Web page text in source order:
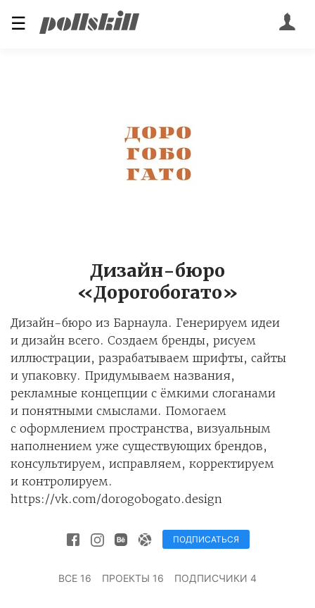
☰
Дизайн-бюро
«Дорогобогато»
Дизайн-бюро из Барнаула. Генерируем идеи
и дизайн всего. Создаем бренды, рисуем
иллюстрации, разрабатываем шрифты, сайты
и упаковку. Придумываем названия,
рекламные концепции с ёмкими слоганами
и понятными смыслами. Помогаем
с оформлением пространства, визуальным
наполнением уже существующих брендов,
консультируем, исправляем, корректируем
и контролируем.
https://vk.com/dorogobogato.design
ПОДПИСАТЬСЯ
ВСЕ 16 ПРОЕКТЫ 16 ПОДПИСЧИКИ 4